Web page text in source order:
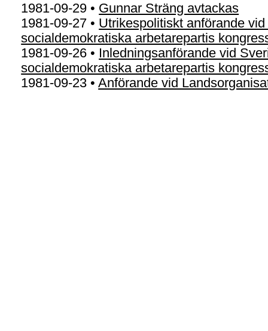
1981-09-29 • Gunnar Sträng avtackas
1981-09-27 • Utrikespolitiskt anförande
socialdemokratiska arbetarepartis
1981-09-26 • Inledningsanförande vid
socialdemokratiska arbetarepartis
1981-09-23 •Anförande vid